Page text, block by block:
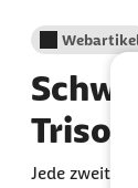
Jede zweite